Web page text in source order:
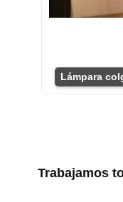
Trabajamos